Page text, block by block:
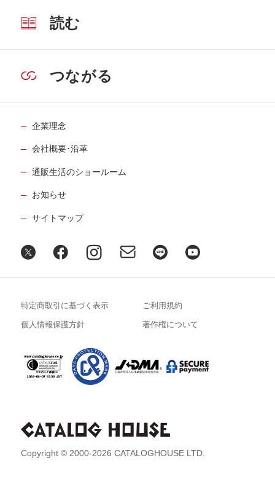
読む
つながる
企業理念
会社概要･沿革
通販生活のショールーム
お知らせ
サイトマップ
Copyright © 2000-2026 CATALOGHOUSE LTD.
特定商取引に基づく表示 ご利用規約
個人情報保護方針 著作権について